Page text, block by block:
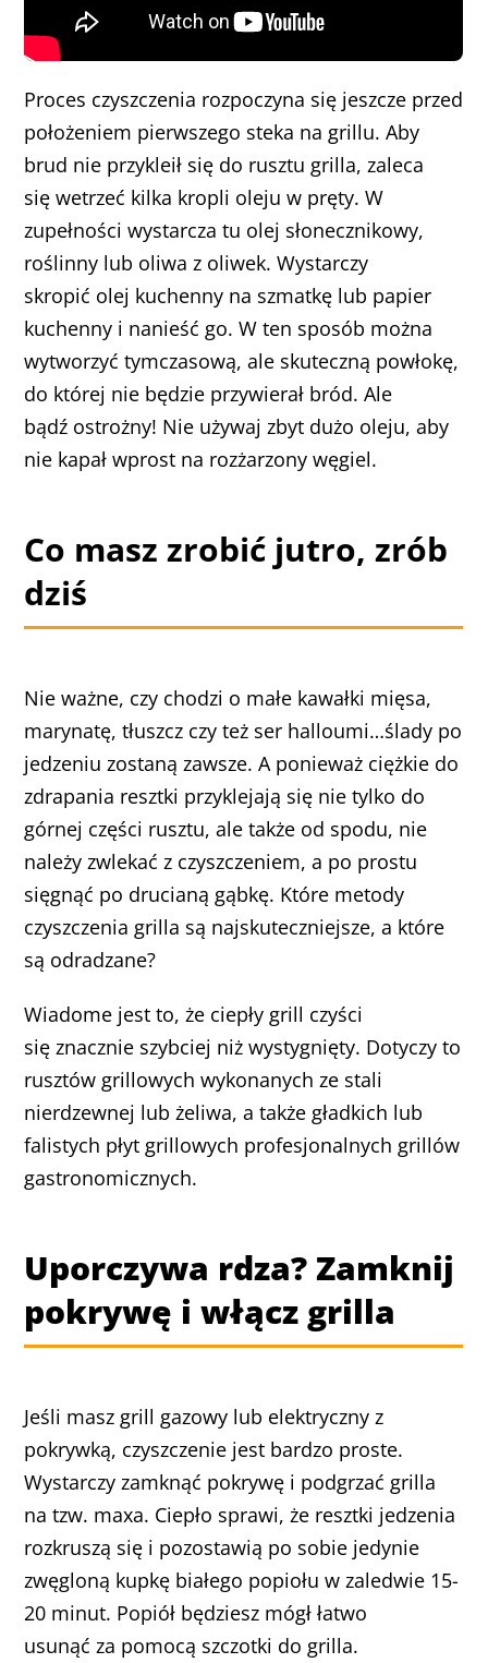
Proces czyszczenia rozpoczyna się jeszcze przed
położeniem pierwszego steka na grillu. Aby
brud nie przykleił się do rusztu grilla, zaleca
się wetrzeć kilka kropli oleju w pręty. W
zupełności wystarcza tu olej słonecznikowy,
roślinny lub oliwa z oliwek. Wystarczy
skropić olej kuchenny na szmatkę lub papier
kuchenny i nanieść go. W ten sposób można
wytworzyć tymczasową, ale skuteczną powłokę,
do której nie będzie przywierał bród. Ale
bądź ostrożny! Nie używaj zbyt dużo oleju, aby
nie kapał wprost na rozżarzony węgiel.
Co masz zrobić jutro, zrób
dziś
Nie ważne, czy chodzi o małe kawałki mięsa,
marynatę, tłuszcz czy też ser halloumi…ślady po
jedzeniu zostaną zawsze. A ponieważ ciężkie do
zdrapania resztki przyklejają się nie tylko do
górnej części rusztu, ale także od spodu, nie
należy zwlekać z czyszczeniem, a po prostu
sięgnąć po drucianą gąbkę. Które metody
czyszczenia grilla są najskuteczniejsze, a które
są odradzane?
Wiadome jest to, że ciepły grill czyści
się znacznie szybciej niż wystygnięty. Dotyczy to
rusztów grillowych wykonanych ze stali
nierdzewnej lub żeliwa, a także gładkich lub
falistych płyt grillowych profesjonalnych grillów
gastronomicznych.
Uporczywa rdza? Zamknij
pokrywę i włącz grilla
Jeśli masz grill gazowy lub elektryczny z
pokrywką, czyszczenie jest bardzo proste.
Wystarczy zamknąć pokrywę i podgrzać grilla
na tzw. maxa. Ciepło sprawi, że resztki jedzenia
rozkruszą się i pozostawią po sobie jedynie
zwęgloną kupkę białego popiołu w zaledwie 15-
20 minut. Popiół będziesz mógł łatwo
usunąć za pomocą szczotki do grilla.